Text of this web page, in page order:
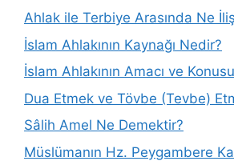
Ahlak ile Terbiye Arasında Ne
İslam Ahlakının Kaynağı Nedir?
İslam Ahlakının Amacı ve
Dua Etmek ve Tövbe (Tevbe)
Sâlih Amel Ne Demektir?
Müslümanın Hz. Peygambere